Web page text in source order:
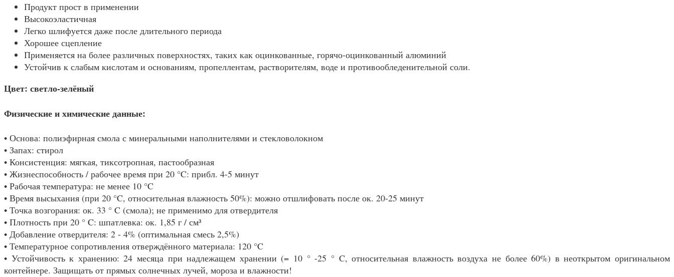
Продукт прост в применении
Высокоэластичная
Легко шлифуется даже после длительного периода
Хорошее сцепление
Применяется на более различных поверхностях, таких как оцинкованные, горячо-оцинкованный алюминий
Устойчив к слабым кислотам и основаниям, пропеллентам, растворителям, воде и противообледенительной соли.
Цвет: светло-зелёный
Физические и химические данные:
• Основа: полиэфирная смола с минеральными наполнителями и стекловолокном
• Запах: стирол
• Консистенция: мягкая, тиксотропная, пастообразная
• Жизнеспособность / рабочее время при 20 °C: прибл. 4-5 минут
• Рабочая температура: не менее 10 °C
• Время высыхания (при 20 °C, относительная влажность 50%): можно отшлифовать после ок. 20-25 минут
• Точка возгорания: ок. 33 ° C (смола); не применимо для отвердителя
• Плотность при 20 ° C: шпатлевка: ок. 1,85 г / см³
• Добавление отвердителя: 2 - 4% (оптимальная смесь 2,5%)
• Температурное сопротивления отверждённого материала: 120 °C
• Устойчивость к хранению: 24 месяца при надлежащем хранении (= 10 ° -25 ° C, относительная влажность воздуха не более 60%) в неоткрытом оригинальном
контейнере. Защищать от прямых солнечных лучей, мороза и влажности!